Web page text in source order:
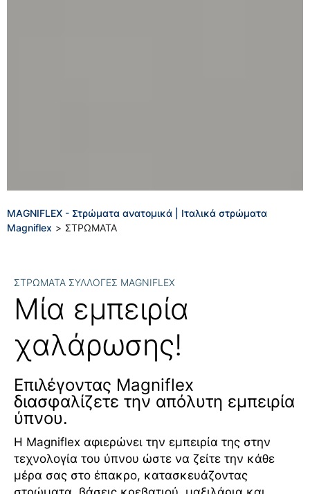
MAGNIFLEX - Στρώματα ανατομικά | Ιταλικά στρώματα
Magniflex > ΣΤΡΩΜΑΤΑ
ΣΤΡΩΜΑΤΑ ΣΥΛΛΟΓΕΣ MAGNIFLEX
Μία εμπειρία
χαλάρωσης!
Επιλέγοντας Magniflex
διασφαλίζετε την απόλυτη εμπειρία
ύπνου.
Η Magniflex αφιερώνει την εμπειρία της στην
τεχνολογία του ύπνου ώστε να ζείτε την κάθε
μέρα σας στο έπακρο, κατασκευάζοντας